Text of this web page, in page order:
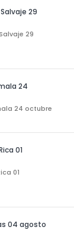
29
29
24
24 octubre
01
01
04 agosto